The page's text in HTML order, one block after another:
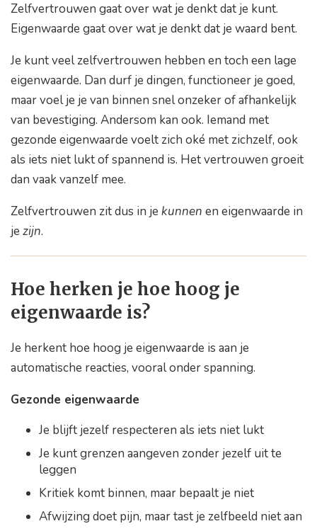
Zelfvertrouwen gaat over wat je denkt dat je kunt.
Eigenwaarde gaat over wat je denkt dat je waard bent.
Je kunt veel zelfvertrouwen hebben en toch een lage
eigenwaarde. Dan durf je dingen, functioneer je goed,
maar voel je je van binnen snel onzeker of afhankelijk
van bevestiging. Andersom kan ook. Iemand met
gezonde eigenwaarde voelt zich oké met zichzelf, ook
als iets niet lukt of spannend is. Het vertrouwen groeit
dan vaak vanzelf mee.
Zelfvertrouwen zit dus in je kunnen en eigenwaarde in
je zijn.
Hoe herken je hoe hoog je
eigenwaarde is?
Je herkent hoe hoog je eigenwaarde is aan je
automatische reacties, vooral onder spanning.
Gezonde eigenwaarde
Je blijft jezelf respecteren als iets niet lukt
Je kunt grenzen aangeven zonder jezelf uit te
leggen
Kritiek komt binnen, maar bepaalt je niet
Afwijzing doet pijn, maar tast je zelfbeeld niet aan